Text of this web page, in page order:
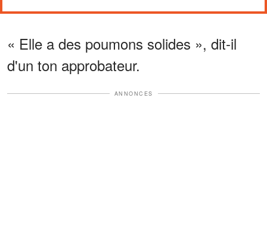
« Elle a des poumons solides », dit-il
d'un ton approbateur.
ANNONCES